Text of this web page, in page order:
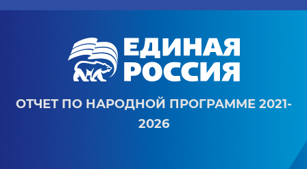
ОТЧЕТ ПО НАРОДНОЙ ПРОГРАММЕ 2021-
2026